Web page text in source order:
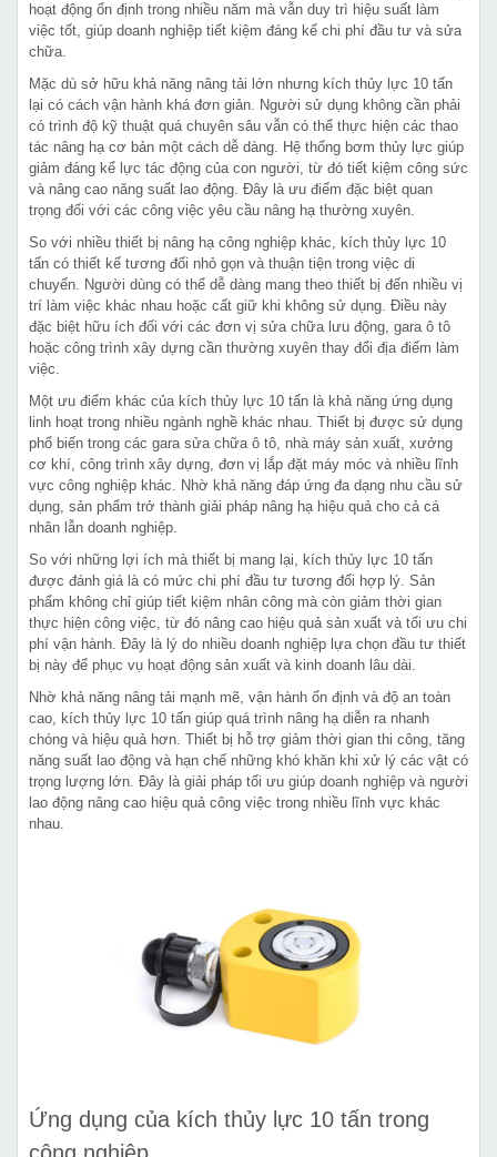
hoạt động ổn định trong nhiều năm mà vẫn duy trì hiệu suất làm
việc tốt, giúp doanh nghiệp tiết kiệm đáng kể chi phí đầu tư và sửa
chữa.
Mặc dù sở hữu khả năng nâng tải lớn nhưng kích thủy lực 10 tấn
lại có cách vận hành khá đơn giản. Người sử dụng không cần phải
có trình độ kỹ thuật quá chuyên sâu vẫn có thể thực hiện các thao
tác nâng hạ cơ bản một cách dễ dàng. Hệ thống bơm thủy lực giúp
giảm đáng kể lực tác động của con người, từ đó tiết kiệm công sức
và nâng cao năng suất lao động. Đây là ưu điểm đặc biệt quan
trọng đối với các công việc yêu cầu nâng hạ thường xuyên.
So với nhiều thiết bị nâng hạ công nghiệp khác, kích thủy lực 10
tấn có thiết kế tương đối nhỏ gọn và thuận tiện trong việc di
chuyển. Người dùng có thể dễ dàng mang theo thiết bị đến nhiều vị
trí làm việc khác nhau hoặc cất giữ khi không sử dụng. Điều này
đặc biệt hữu ích đối với các đơn vị sửa chữa lưu động, gara ô tô
hoặc công trình xây dựng cần thường xuyên thay đổi địa điểm làm
việc.
Một ưu điểm khác của kích thủy lực 10 tấn là khả năng ứng dụng
linh hoạt trong nhiều ngành nghề khác nhau. Thiết bị được sử dụng
phổ biến trong các gara sửa chữa ô tô, nhà máy sản xuất, xưởng
cơ khí, công trình xây dựng, đơn vị lắp đặt máy móc và nhiều lĩnh
vực công nghiệp khác. Nhờ khả năng đáp ứng đa dạng nhu cầu sử
dụng, sản phẩm trở thành giải pháp nâng hạ hiệu quả cho cả cá
nhân lẫn doanh nghiệp.
So với những lợi ích mà thiết bị mang lại, kích thủy lực 10 tấn
được đánh giá là có mức chi phí đầu tư tương đối hợp lý. Sản
phẩm không chỉ giúp tiết kiệm nhân công mà còn giảm thời gian
thực hiện công việc, từ đó nâng cao hiệu quả sản xuất và tối ưu chi
phí vận hành. Đây là lý do nhiều doanh nghiệp lựa chọn đầu tư thiết
bị này để phục vụ hoạt động sản xuất và kinh doanh lâu dài.
Nhờ khả năng nâng tải mạnh mẽ, vận hành ổn định và độ an toàn
cao, kích thủy lực 10 tấn giúp quá trình nâng hạ diễn ra nhanh
chóng và hiệu quả hơn. Thiết bị hỗ trợ giảm thời gian thi công, tăng
năng suất lao động và hạn chế những khó khăn khi xử lý các vật có
trọng lượng lớn. Đây là giải pháp tối ưu giúp doanh nghiệp và người
lao động nâng cao hiệu quả công việc trong nhiều lĩnh vực khác
nhau.
Ứng dụng của kích thủy lực 10 tấn trong